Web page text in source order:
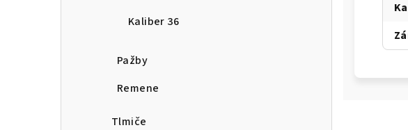
Kaliber 36
Pažby
Remene
Tlmiče